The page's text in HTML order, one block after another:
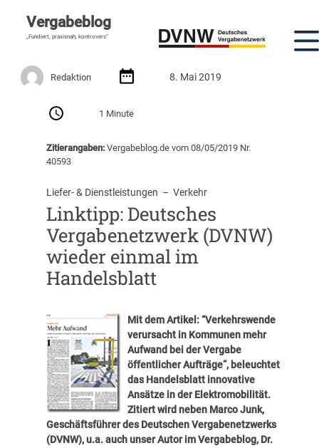
Vergabeblog
„Fundiert, praxisnah, kontrovers“
Redaktion 8. Mai 2019
1 Minute
Zitierangaben:Vergabeblog.de vom 08/05/2019 Nr.
40593
Liefer- & Dienstleistungen
  –
Verkehr
Linktipp: Deutsches
Vergabenetzwerk (DVNW)
wieder einmal im
Handelsblatt
Mit dem Artikel: “Verkehrswende
verursacht in Kommunen mehr
Aufwand bei der Vergabe
öffentlicher Aufträge”, beleuchtet
das Handelsblatt innovative
Ansätze in der Elektromobilität.
Zitiert wird neben Marco Junk,
Geschäftsführer des Deutschen Vergabenetzwerks
(DVNW), u.a. auch unser Autor im Vergabeblog, Dr.